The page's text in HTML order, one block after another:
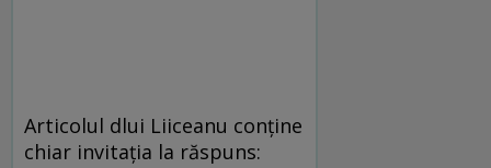
Articolul dlui Liiceanu conține
chiar invitația la răspuns: